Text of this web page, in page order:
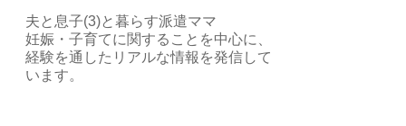
夫と息子(3)と暮らす派遣ママ
妊娠・子育てに関することを中心に、
経験を通したリアルな情報を発信して
います。